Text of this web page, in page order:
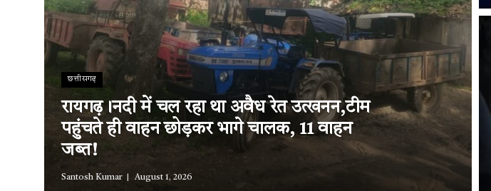
छत्तीसगढ़
रायगढ़।नदी में चल रहा था अवैध रेत उत्खनन,टीम
पहुंचते ही वाहन छोड़कर भागे चालक, 11 वाहन
जब्त!
Santosh Kumar August 1, 2026